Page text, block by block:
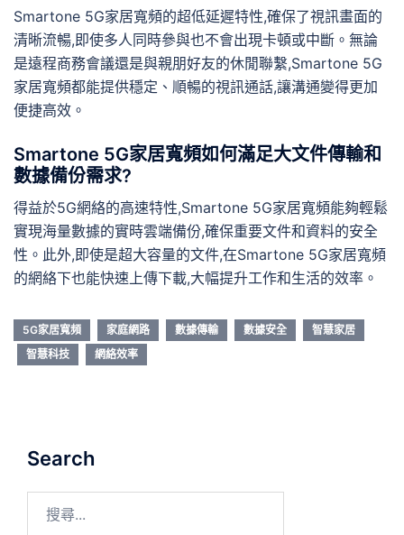
Smartone 5G家居寬頻的超低延遲特性,確保了視訊畫面的
清晰流暢,即使多人同時參與也不會出現卡頓或中斷。無論
是遠程商務會議還是與親朋好友的休閒聯繫,Smartone 5G
家居寬頻都能提供穩定、順暢的視訊通話,讓溝通變得更加
便捷高效。
Smartone 5G家居寬頻如何滿足大文件傳輸和
數據備份需求?
得益於5G網絡的高速特性,Smartone 5G家居寬頻能夠輕鬆
實現海量數據的實時雲端備份,確保重要文件和資料的安全
性。此外,即使是超大容量的文件,在Smartone 5G家居寬頻
的網絡下也能快速上傳下載,大幅提升工作和生活的效率。
5G家居寬頻 家庭網路 數據傳輸 數據安全
智慧家居
智慧科技
網絡效率
Search